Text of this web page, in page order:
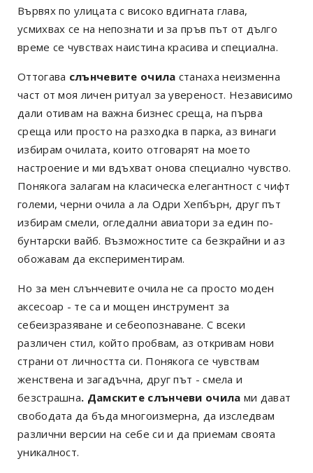
Вървях по улицата с високо вдигната глава,
усмихвах се на непознати и за пръв път от дълго
време се чувствах наистина красива и специална.
Оттогава слънчевите очила станаха неизменна
част от моя личен ритуал за увереност. Независимо
дали отивам на важна бизнес среща, на първа
среща или просто на разходка в парка, аз винаги
избирам очилата, които отговарят на моето
настроение и ми вдъхват онова специално чувство.
Понякога залагам на класическа елегантност с чифт
големи, черни очила а ла Одри Хепбърн, друг път
избирам смели, огледални авиатори за един по-
бунтарски вайб. Възможностите са безкрайни и аз
обожавам да експериментирам.
Но за мен слънчевите очила не са просто моден
аксесоар - те са и мощен инструмент за
себеизразяване и себеопознаване. С всеки
различен стил, който пробвам, аз откривам нови
страни от личността си. Понякога се чувствам
женствена и загадъчна, друг път - смела и
безстрашна. Дамските слънчеви очила ми дават
свободата да бъда многоизмерна, да изследвам
различни версии на себе си и да приемам своята
уникалност.